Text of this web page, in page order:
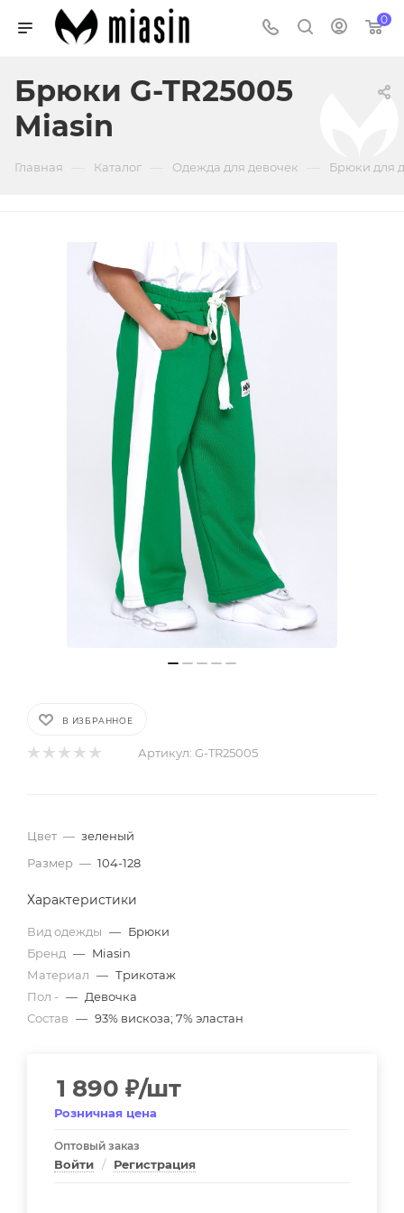
0
Брюки G-TR25005
Miasin
Главная Каталог Одежда для девочек Брюки для
В ИЗБРАННОЕ
Артикул: G-TR25005
Цвет — зеленый
Размер — 104-128
Характеристики
Вид одежды — Брюки
Бренд — Miasin
Материал — Трикотаж
Пол - — Девочка
Состав — 93% вискоза; 7% эластан
1 890 ₽/шт
Розничная цена
Оптовый заказ
Войти / Регистрация